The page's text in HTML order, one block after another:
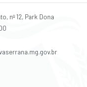
nº 12, Park Dona